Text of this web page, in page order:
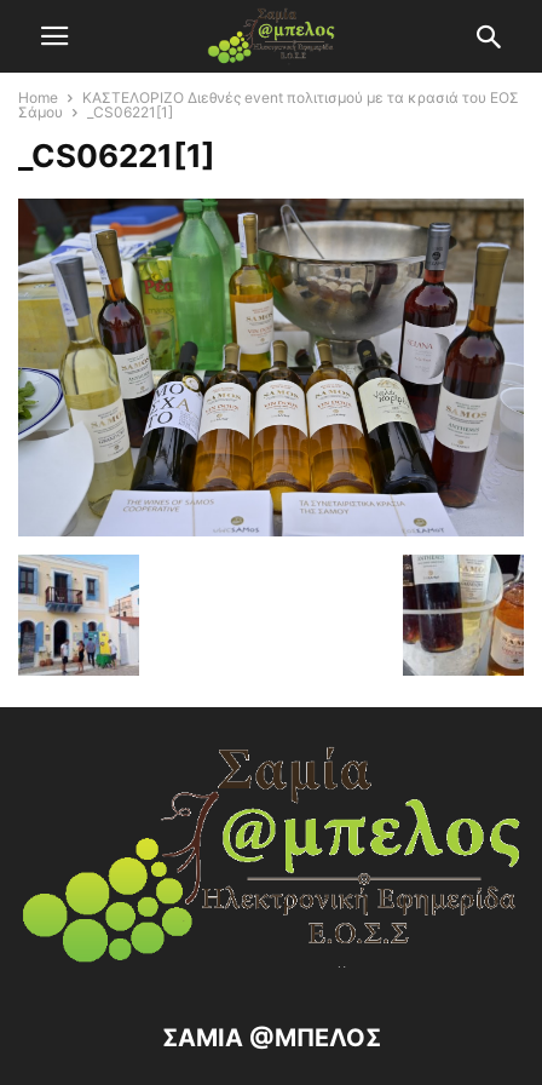
Home
ΚΑΣΤΕΛΟΡΙΖΟ Διεθνές event πολιτισμού με τα κρασιά του ΕΟΣ
Σάμου
_CS06221[1]
_CS06221[1]
ΣΑΜΙΑ @ΜΠΕΛΟΣ